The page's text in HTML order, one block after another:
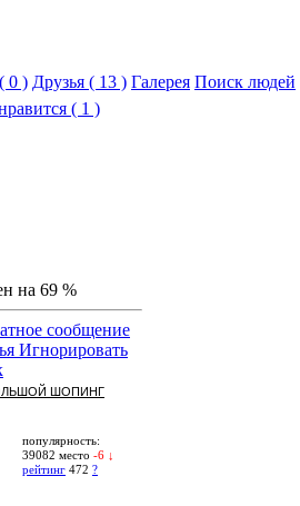
( 0 ) Друзья ( 13 ) Галерея Поиск людей
( 1 )
на 69 %
сообщение
Игнорировать
ШОПИНГ
популярность:
39082 место -6 ↓
рейтинг 472 ?